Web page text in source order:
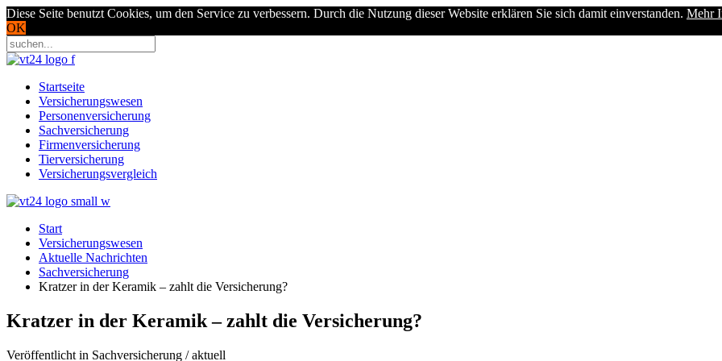
Diese Seite benutzt Cookies, um den Service zu verbessern. Durch die Nutzung dieser Website erklären Sie sich damit einverstanden. Mehr
OK
Startseite
Versicherungswesen
Personenversicherung
Sachversicherung
Firmenversicherung
Tierversicherung
Versicherungsvergleich
Start
Versicherungswesen
Aktuelle Nachrichten
Sachversicherung
Kratzer in der Keramik – zahlt die Versicherung?
Kratzer in der Keramik – zahlt die Versicherung?
Veröffentlicht in Sachversicherung / aktuell